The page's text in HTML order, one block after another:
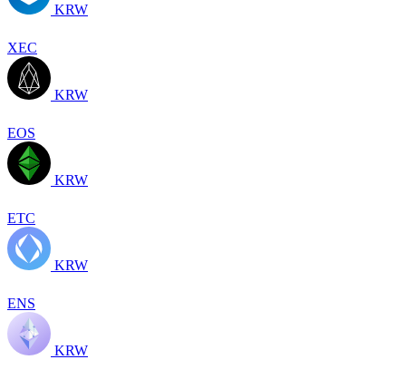
KRW
XEC
KRW
EOS
KRW
ETC
KRW
ENS
KRW